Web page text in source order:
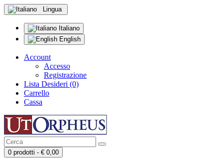
Lingua
Italiano
English
Account
Accesso
Registrazione
Lista Desideri (0)
Carrello
Cassa
0 prodotti - € 0,00